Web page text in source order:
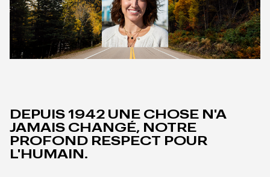
DEPUIS 1942 UNE CHOSE N'A
JAMAIS CHANGÉ, NOTRE
PROFOND RESPECT POUR
L'HUMAIN.